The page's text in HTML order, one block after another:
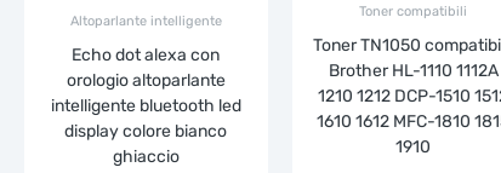
Altoparlante intelligente
Echo dot alexa con
orologio altoparlante
intelligente bluetooth led
display colore bianco
ghiaccio
Toner compatibili
Toner TN1050
Brother HL-1110 1112A
1210 1212 DCP-1510
1610 1612 MFC-1810
1910